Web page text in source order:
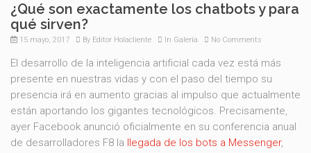
¿Qué son exactamente los chatbots y para
qué sirven?
15 mayo, 2017 By Editor Holacliente In Galería No Comments
El desarrollo de la inteligencia artificial cada vez está más
presente en nuestras vidas y con el paso del tiempo su
presencia irá en aumento gracias al impulso que actualmente
están aportando los gigantes tecnológicos. Precisamente,
ayer Facebook anunció oficialmente en su conferencia anual
de desarrolladores F8 la llegada de los bots a Messenger,